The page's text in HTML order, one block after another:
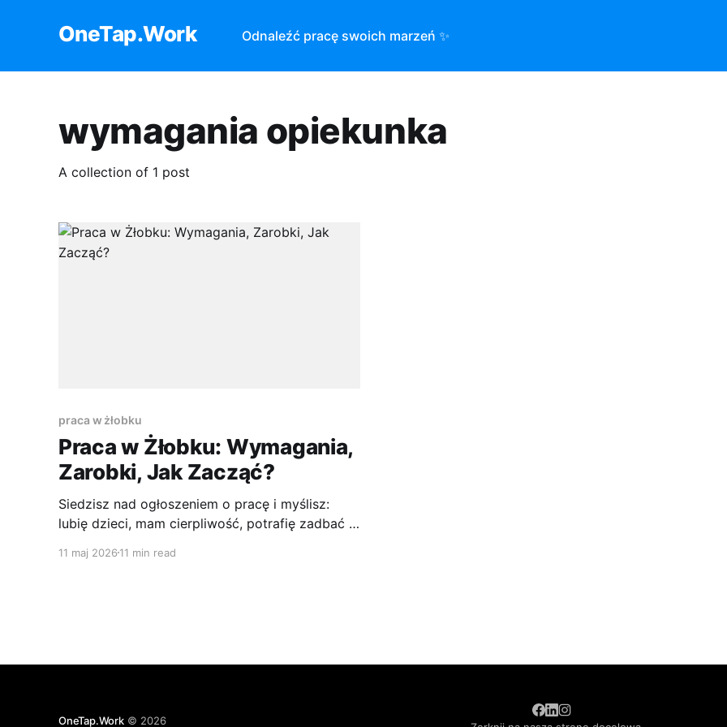
OneTap.Work Odnaleźć pracę swoich marzeń ✨
wymagania opiekunka
A collection of 1 post
praca w żłobku
Praca w Żłobku: Wymagania,
Zarobki, Jak Zacząć?
Siedzisz nad ogłoszeniem o pracę i myślisz:
lubię dzieci, mam cierpliwość, potrafię zadbać o
naprawdę dobry zawód, a nie tylko ładne
11 maj 2026 11 min read
OneTap.Work© 2026